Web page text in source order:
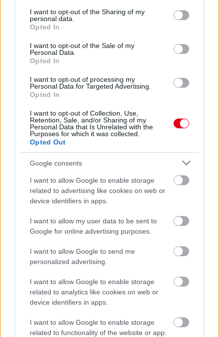
not limited to your visit or usage behaviour. You may click to
grant or deny consent to Google and its third-party tags to
use your data for below specified purposes in below Google
consent section.
I want to opt-out of the Sharing of my
personal data.
Opted In
I want to opt-out of the Sale of my
Personal Data.
Opted In
I want to opt-out of processing my
Personal Data for Targeted Advertising.
Opted In
I want to opt-out of Collection, Use,
Retention, Sale, and/or Sharing of my
Personal Data that Is Unrelated with the
Purposes for which it was collected.
Opted Out
Google consents
I want to allow Google to enable storage
related to advertising like cookies on web or
device identifiers in apps.
I want to allow my user data to be sent to
Google for online advertising purposes.
I want to allow Google to send me
personalized advertising.
I want to allow Google to enable storage
related to analytics like cookies on web or
device identifiers in apps.
I want to allow Google to enable storage
related to functionality of the website or app.
ANNYI VIRÁGOT HOZ MAJD A MUSKÁTLI, HA EZT CSINÁLOD
Ettől lesz a tiéd a leggyönyörűbb muskátli a környéken
24 ÓRA TOVÁBBI HÍREI
24 óra
Ezért párásodik be állandóan az ablak – egyszerűbb a
megoldás, mint gondolnád